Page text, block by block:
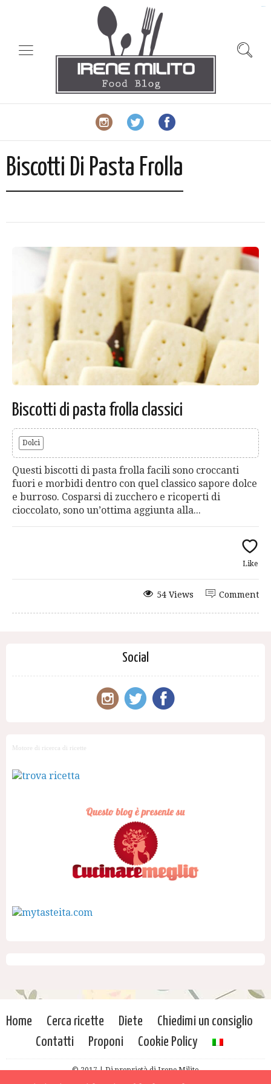
Biscotti Di Pasta Frolla
Biscotti di pasta frolla classici
Dolci
Questi biscotti di pasta frolla facili sono croccanti
fuori e morbidi dentro con quel classico sapore dolce
e burroso. Cosparsi di zucchero e ricoperti di
cioccolato, sono un’ottima aggiunta alla...
Like
Comment
54 Views
Social
Motore di ricerca di ricette
Home Cerca ricette Diete
Chiedimi un consiglio
Contatti
Proponi Cookie Policy
© 2017 | Di proprietà di Irene Milito